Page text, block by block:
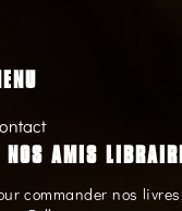
NOS AMIS
commander nos